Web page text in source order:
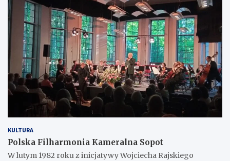
KULTURA
Polska Filharmonia Kameralna Sopot
W lutym 1982 roku z inicjatywy Wojciecha Rajskiego